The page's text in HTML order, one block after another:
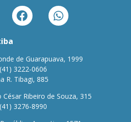
de Guarapuava, 1999
3222-0606
R. Tibagi, 885
César Ribeiro de Souza, 315
3276-8990